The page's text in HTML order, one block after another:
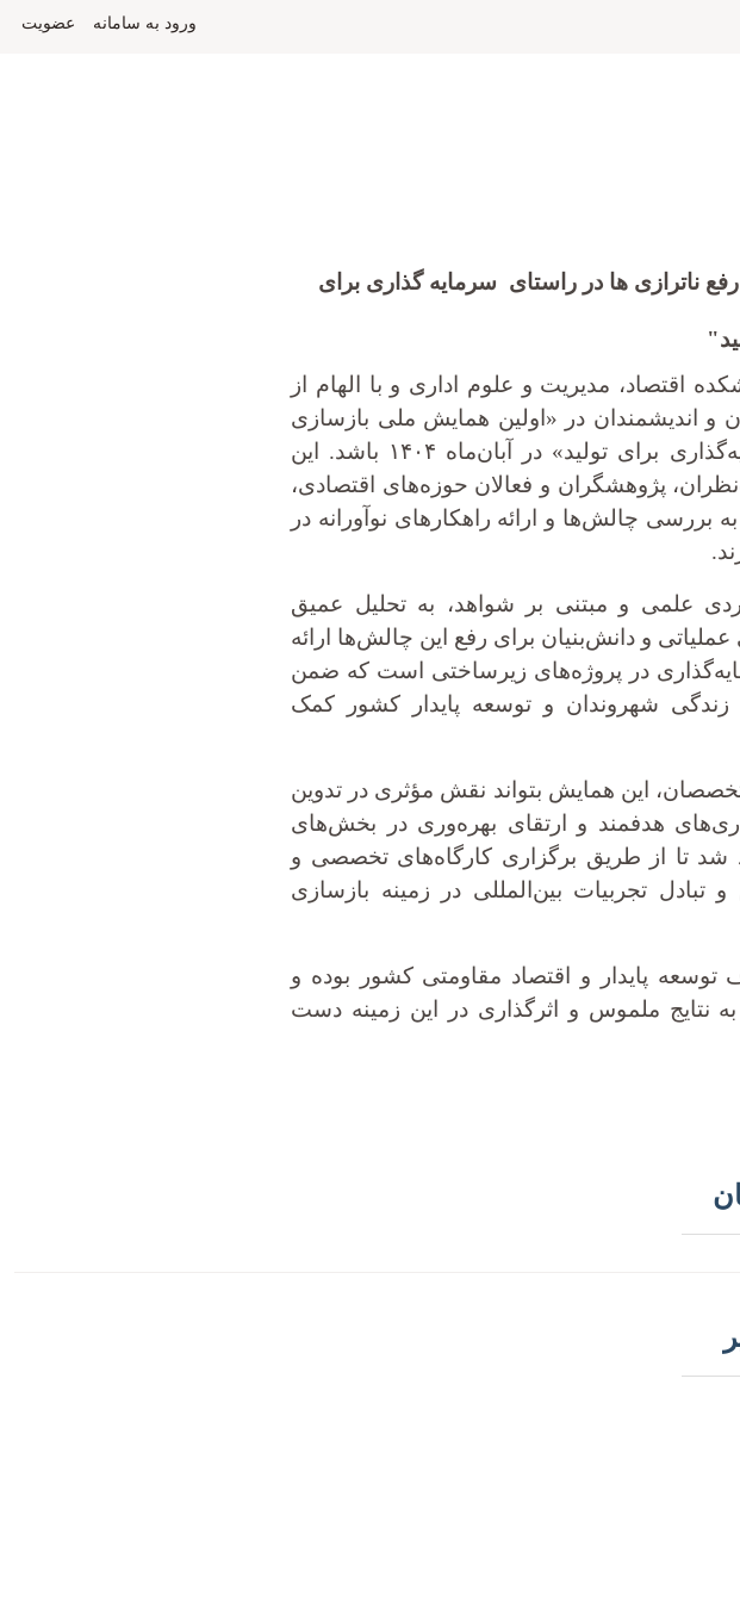
ورود به سامانه عضویت
ناترازی ها در راستای سرمایه گذاری برای
اقتصاد، مدیریت و علوم اداری و با الهام از
اندیشمندان در «اولین همایش ملی بازسازی
زیرساخت‌ها و رفع ناترازی‌ها در راستای سرمایه‌گذاری برای تولید» در آبان‌ماه ۱۴۰۴ باشد. این
پژوهشگران و فعالان حوزه‌های اقتصادی،
بررسی چالش‌ها و ارائه راهکارهای نوآورانه در
علمی و مبتنی بر شواهد، به تحلیل عمیق
و دانش‌بنیان برای رفع این چالش‌ها ارائه
در پروژه‌های زیرساختی است که ضمن
زندگی شهروندان و توسعه پایدار کشور کمک
این همایش بتواند نقش مؤثری در تدوین
هدفمند و ارتقای بهره‌وری در بخش‌های
شد تا از طریق برگزاری کارگاه‌های تخصصی و
تجربیات بین‌المللی در زمینه بازسازی
پایدار و اقتصاد مقاومتی کشور بوده و
به نتایج ملموس و اثرگذاری در این زمینه دست